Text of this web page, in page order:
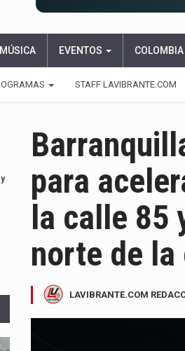
EVENTOS COLOMBIA
STAFF LAVIBRANTE.COM
para
la calle 85
norte de la
LAVIBRANTE.COM